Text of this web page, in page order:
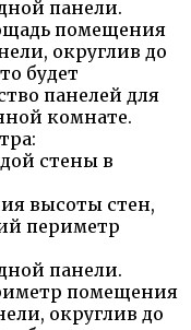
панели.
помещения
округлив до
будет
панелей для
комнате.
стены в
высоты стен,
периметр
панели.
помещения
округлив до